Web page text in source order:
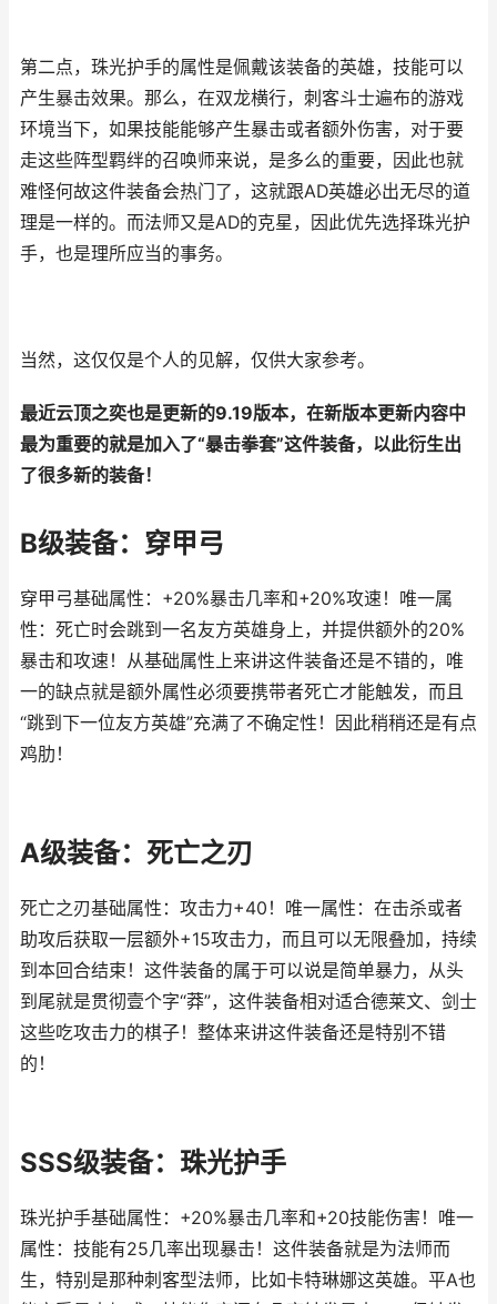
第二点，珠光护手的属性是佩戴该装备的英雄，技能可以
产生暴击效果。那么，在双龙横行，刺客斗士遍布的游戏
环境当下，如果技能能够产生暴击或者额外伤害，对于要
走这些阵型羁绊的召唤师来说，是多么的重要，因此也就
难怪何故这件装备会热门了，这就跟AD英雄必出无尽的道
理是一样的。而法师又是AD的克星，因此优先选择珠光护
手，也是理所应当的事务。
当然，这仅仅是个人的见解，仅供大家参考。
最近云顶之奕也是更新的9.19版本，在新版本更新内容中
最为重要的就是加入了“暴击拳套”这件装备，以此衍生出
了很多新的装备！
B级装备：穿甲弓
穿甲弓基础属性：+20%暴击几率和+20%攻速！唯一属
性：死亡时会跳到一名友方英雄身上，并提供额外的20%
暴击和攻速！从基础属性上来讲这件装备还是不错的，唯
一的缺点就是额外属性必须要携带者死亡才能触发，而且
“跳到下一位友方英雄”充满了不确定性！因此稍稍还是有点
鸡肋！
A级装备：死亡之刃
死亡之刃基础属性：攻击力+40！唯一属性：在击杀或者
助攻后获取一层额外+15攻击力，而且可以无限叠加，持续
到本回合结束！这件装备的属于可以说是简单暴力，从头
到尾就是贯彻壹个字“莽”，这件装备相对适合德莱文、剑士
这些吃攻击力的棋子！整体来讲这件装备还是特别不错
的！
SSS级装备：珠光护手
珠光护手基础属性：+20%暴击几率和+20技能伤害！唯一
属性：技能有25几率出现暴击！这件装备就是为法师而
生，特别是那种刺客型法师，比如卡特琳娜这英雄。平A也